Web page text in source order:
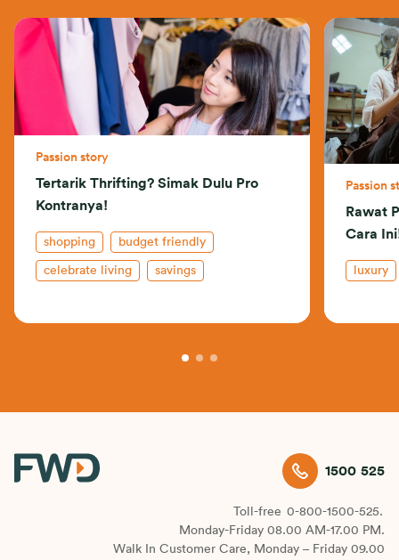
Passion story
Tertarik Thrifting? Simak Dulu Pro
Kontranya!
shopping budget friendly
celebrate living savings
Passion
Rawat
Cara
luxury
1500 525
Toll-free 0-800-1500-525.
Monday-Friday 08.00 AM-17.00 PM.
Walk In Customer Care, Monday – Friday 09.00